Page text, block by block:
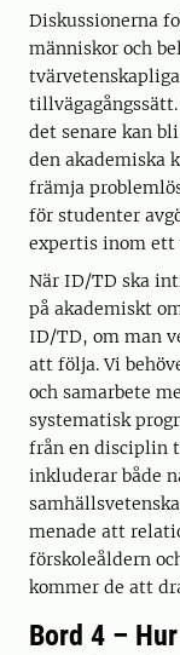
Diskussionerna
människor och
det senare kan
den akademiska
främja
för studenter
expertis inom ett
När ID/TD ska
på akademiskt
ID/TD, om man
att följa. Vi
och samarbete
systematisk
från en disciplin
inkluderar både
menade att
förskoleåldern
kommer de att
Bord 4 –